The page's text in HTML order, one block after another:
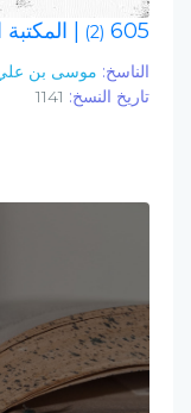
605
(2)
|
الناسخ: موسى بن علي
تاريخ النسخ: